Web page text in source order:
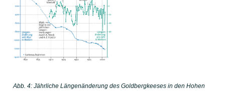
Abb. 4: Jährliche Längenänderung des Goldbergkeeses in den Hohen